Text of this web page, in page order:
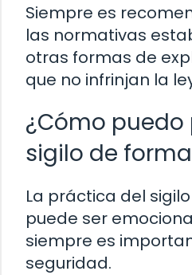
Siempre es
las normativas
otras formas de
que no infrinjan la
¿Cómo
sigilo de
La práctica del
puede ser
siempre es
seguridad.